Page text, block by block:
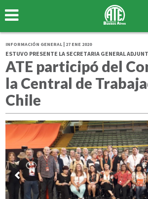
INFORMACIÓN GENERAL | 27 ENE 2020
ESTUVO PRESENTE LA SECRETARIA GENERAL
ATE participó del
la Central de
Chile